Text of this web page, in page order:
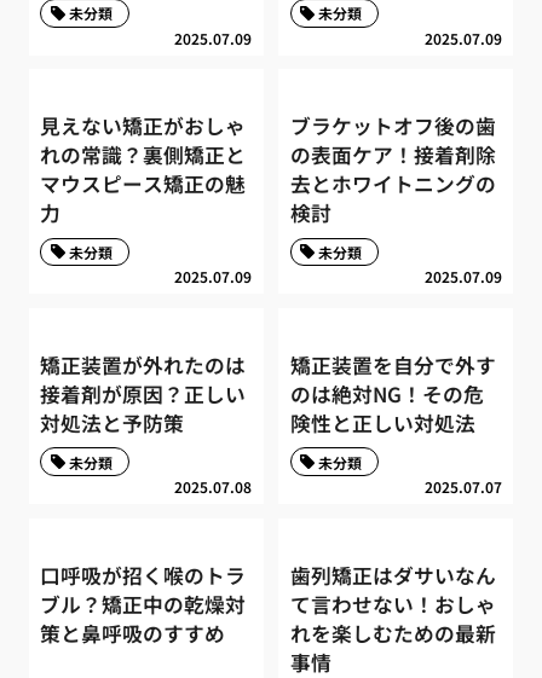
2025.07.09
未分類
2025.07.09
未分類
見えない矯正がおしゃ
れの常識？裏側矯正と
マウスピース矯正の魅
力
2025.07.09
未分類
ブラケットオフ後の歯
の表面ケア！接着剤除
去とホワイトニングの
検討
2025.07.09
未分類
矯正装置が外れたのは
接着剤が原因？正しい
対処法と予防策
2025.07.08
未分類
矯正装置を自分で外す
のは絶対NG！その危
険性と正しい対処法
2025.07.07
未分類
口呼吸が招く喉のトラ
ブル？矯正中の乾燥対
策と鼻呼吸のすすめ
歯列矯正はダサいなん
て言わせない！おしゃ
れを楽しむための最新
事情